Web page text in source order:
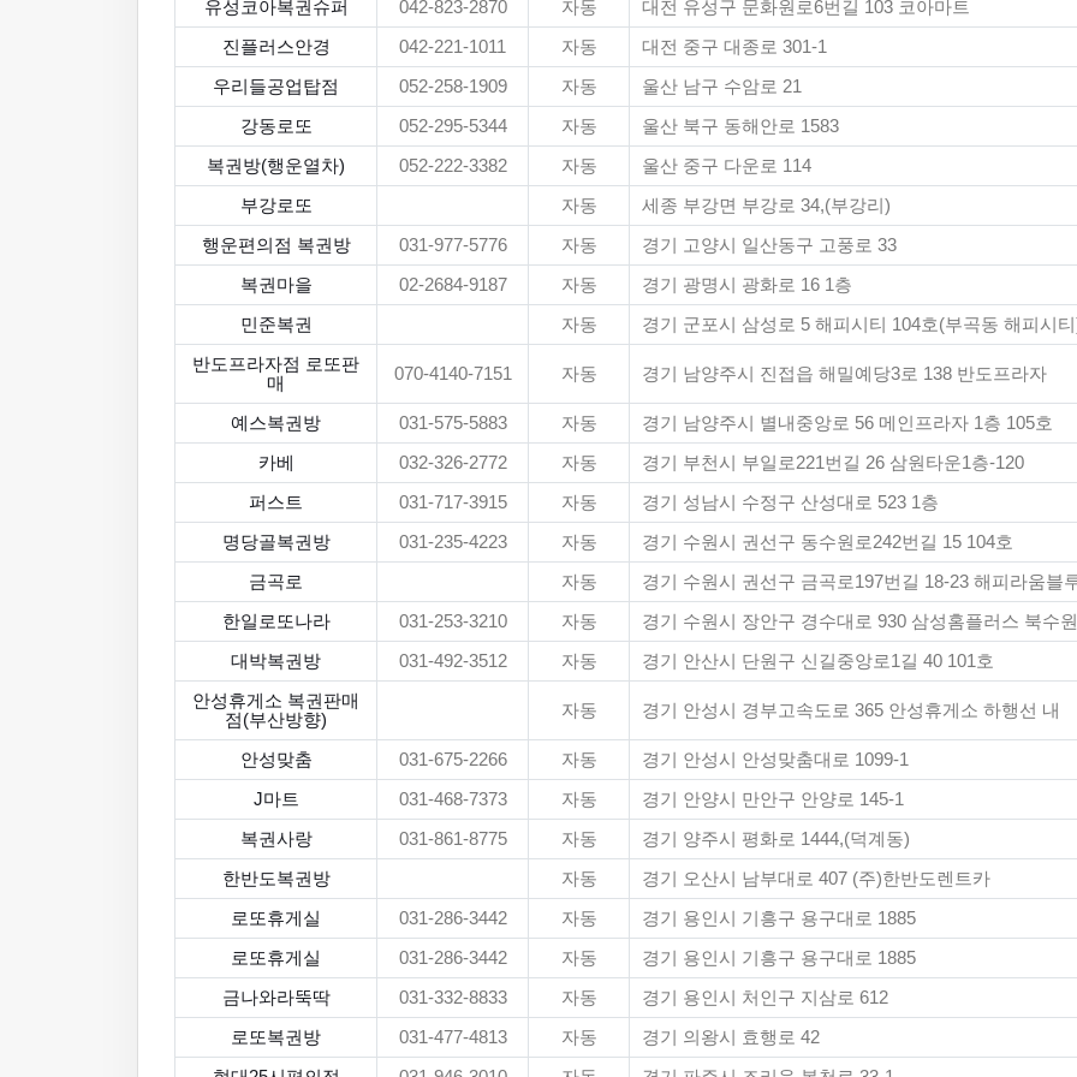
유성코아복권슈퍼 042-823-2870 자동 대전 유성구 문화원로6번길 103 코아마트
진플러스안경 042-221-1011 자동 대전 중구 대종로 301-1
우리들공업탑점 052-258-1909 자동 울산 남구 수암로 21
강동로또 052-295-5344 자동 울산 북구 동해안로 1583
복권방(행운열차) 052-222-3382 자동 울산 중구 다운로 114
부강로또 자동 세종 부강면 부강로 34,(부강리)
행운편의점 복권방 031-977-5776 자동 경기 고양시 일산동구 고풍로 33
복권마을 02-2684-9187 자동 경기 광명시 광화로 16 1층
민준복권 자동 경기 군포시 삼성로 5 해피시티 104호(부곡동 해피시
반도프라자점 로또판
매
070-4140-7151 자동 경기 남양주시 진접읍 해밀예당3로 138 반도프라자
예스복권방 031-575-5883 자동 경기 남양주시 별내중앙로 56 메인프라자 1층 105호
카베 032-326-2772 자동 경기 부천시 부일로221번길 26 삼원타운1층-120
퍼스트 031-717-3915 자동 경기 성남시 수정구 산성대로 523 1층
명당골복권방 031-235-4223 자동 경기 수원시 권선구 동수원로242번길 15 104호
금곡로 자동 경기 수원시 권선구 금곡로197번길 18-23 해피라움블
한일로또나라 031-253-3210 자동 경기 수원시 장안구 경수대로 930 삼성홈플러스 북수
대박복권방 031-492-3512 자동 경기 안산시 단원구 신길중앙로1길 40 101호
안성휴게소 복권판매
점(부산방향)
자동 경기 안성시 경부고속도로 365 안성휴게소 하행선 내
안성맞춤 031-675-2266 자동 경기 안성시 안성맞춤대로 1099-1
J마트 031-468-7373 자동 경기 안양시 만안구 안양로 145-1
복권사랑 031-861-8775 자동 경기 양주시 평화로 1444,(덕계동)
한반도복권방 자동 경기 오산시 남부대로 407 (주)한반도렌트카
로또휴게실 031-286-3442 자동 경기 용인시 기흥구 용구대로 1885
로또휴게실 031-286-3442 자동 경기 용인시 기흥구 용구대로 1885
금나와라뚝딱 031-332-8833 자동 경기 용인시 처인구 지삼로 612
로또복권방 031-477-4813 자동 경기 의왕시 효행로 42